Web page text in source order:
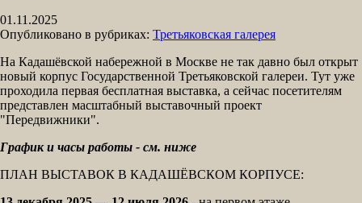
01.11.2025
Опубликовано в рубриках: Третьяковская галерея
На Кадашёвской набережной в Москве не так давно был открыт
новый корпус Государственной Третьяковской галереи. Тут уже
проходила первая бесплатная выставка, а сейчас посетителям
представлен масштабный выставочный проект
"Передвижники".
График и часы работы - см. ниже
ПЛАН ВЫСТАВОК В КАДАШЁВСКОМ КОРПУСЕ: